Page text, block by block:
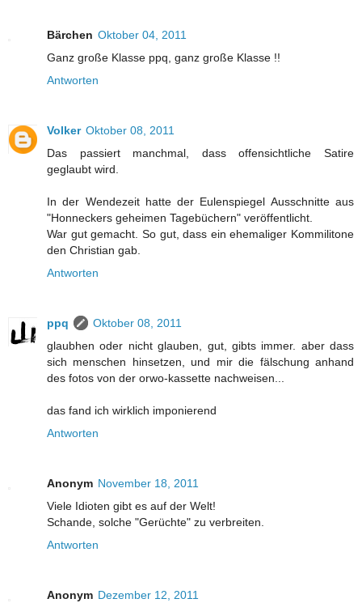
Bärchen Oktober 04, 2011
Ganz große Klasse ppq, ganz große Klasse !!
Antworten
Volker Oktober 08, 2011
Das passiert manchmal, dass offensichtliche Satire
geglaubt wird.
In der Wendezeit hatte der Eulenspiegel Ausschnitte aus
"Honneckers geheimen Tagebüchern" veröffentlicht.
War gut gemacht. So gut, dass ein ehemaliger Kommilitone
den Christian gab.
Antworten
ppq
Oktober 08, 2011
glaubhen oder nicht glauben, gut, gibts immer. aber dass
sich menschen hinsetzen, und mir die fälschung anhand
des fotos von der orwo-kassette nachweisen...
das fand ich wirklich imponierend
Antworten
Anonym November 18, 2011
Viele Idioten gibt es auf der Welt!
Schande, solche "Gerüchte" zu verbreiten.
Antworten
Anonym Dezember 12, 2011